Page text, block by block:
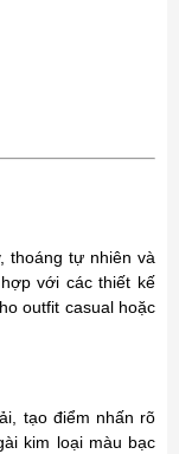
thoáng tự nhiên và
với các thiết kế
outfit casual hoặc
tạo điểm nhấn rõ
kim loại màu bạc